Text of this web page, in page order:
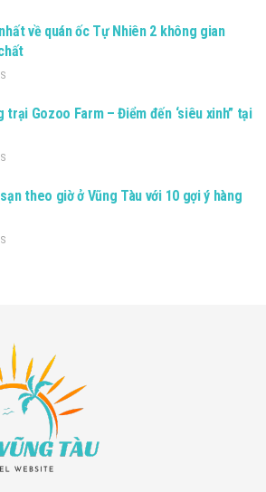
về quán ốc Tự Nhiên 2 không gian
trại Gozoo Farm – Điểm đến ‘siêu xinh” tại
theo giờ ở Vũng Tàu với 10 gợi ý hàng